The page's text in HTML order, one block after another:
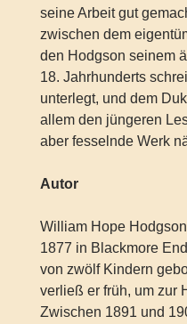
seine Arbeit gut
zwischen dem
den Hodgson seinem
18. Jahrhunderts
unterlegt, und dem
allem den jüngeren
aber fesselnde Werk
Autor
William Hope
1877 in Blackmore
von zwölf Kindern
verließ er früh, um zur
Zwischen 1891 und